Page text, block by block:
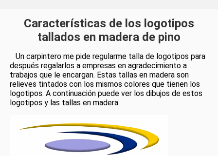
Características de los logotipos
tallados en madera de pino
Un carpintero me pide regularme talla de logotipos para
después regalarlos a empresas en agradecimiento a
trabajos que le encargan. Estas tallas en madera son
relieves tintados con los mismos colores que tienen los
logotipos. A continuación puede ver los dibujos de estos
logotipos y las tallas en madera.